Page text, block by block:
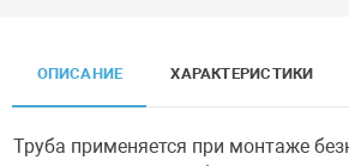
ОПИСАНИЕ ХАРАКТЕРИСТИКИ
Труба применяется при монтаже